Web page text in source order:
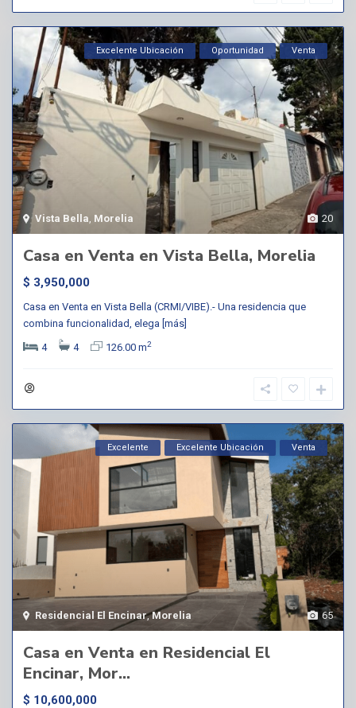
20
Vista Bella Morelia
Excelente Ubicación Oportunidad Venta
Casa en Venta en Vista Bella, Morelia
$ 3,950,000
Casa en Venta en Vista Bella (CRMI/VIBE).- Una residencia que
combina funcionalidad, elega [más]
4
4 126.00 m2
65
Residencial El Encinar,Morelia
Excelente Excelente Ubicación Venta
Casa en Venta en Residencial El
Encinar, Mor...
$ 10,600,000